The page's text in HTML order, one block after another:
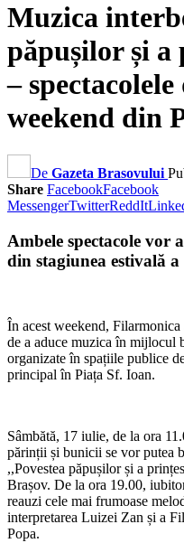
Muzica
păpușilor și a
–
weekend din
De Gazeta Brasovului
Share FacebookFacebook
MessengerTwitterReddIt
Ambele spectacole vor
din stagiunea estivală
În acest weekend,
de a aduce muzica în mijlocul
organizate în spațiile publice
principal în Piața Sf. Ioan.
Sâmbătă, 17 iulie, de la ora
părinții și bunicii se vor putea
,,Povestea păpușilor și a
Brașov. De la ora 19.00,
reauzi cele mai frumoase
interpretarea Luizei Zan și a
Popa.